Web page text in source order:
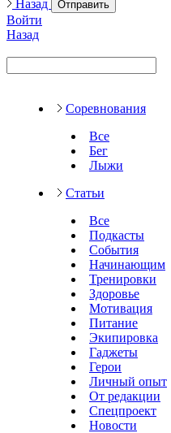
Назад
Отправить
Войти
Назад
Соревнования
Все
Бег
Лыжи
Статьи
Все
Подкасты
События
Начинающим
Тренировки
Здоровье
Мотивация
Питание
Экипировка
Гаджеты
Герои
Личный опыт
От редакции
Спецпроект
Новости